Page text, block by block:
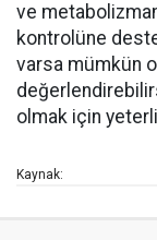
ve
kontrolüne
varsa mümkün
olmak için
Kaynak: